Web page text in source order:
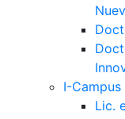
I-Campus
Lic.